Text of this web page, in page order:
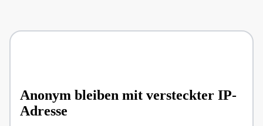
Anonym bleiben mit versteckter IP-
Adresse